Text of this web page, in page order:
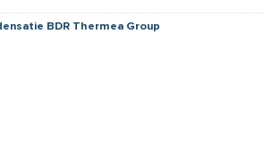
BDR Thermea Group